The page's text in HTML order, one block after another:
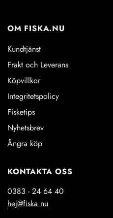
OM FISKA.NU
Kundtjänst
Frakt och Leverans
Köpvillkor
Integritetspolicy
Fisketips
Nyhetsbrev
Ångra köp
KONTAKTA OSS
0383 - 24 64 40
hej@fiska.nu